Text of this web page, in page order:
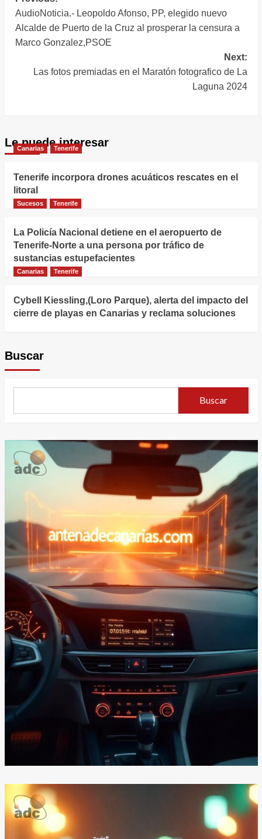
(Tenerife)
de
entradas
AudioNoticia.- Leopoldo Afonso, PP, elegido nuevo
Alcalde de Puerto de la Cruz al prosperar la censura a
Marco Gonzalez,PSOE
Next:
Las fotos premiadas en el Maratón fotografico de La
Laguna 2024
Le puede interesar
Canarias Tenerife
Tenerife incorpora drones acuáticos rescates en el
litoral
Sucesos Tenerife
La Policía Nacional detiene en el aeropuerto de
Tenerife-Norte a una persona por tráfico de
sustancias estupefacientes
Canarias Tenerife
Cybell Kiessling,(Loro Parque), alerta del impacto del
cierre de playas en Canarias y reclama soluciones
Buscar
Buscar